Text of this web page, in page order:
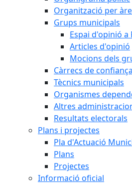
Organització per
Grups municipals
Espai d'opinió
Articles d'opinió
Mocions dels
Càrrecs de confiança
Tècnics municipals
Organismes
Altres
Resultats electorals
Plans i projectes
Pla d'Actuació
Plans
Projectes
Informació oficial